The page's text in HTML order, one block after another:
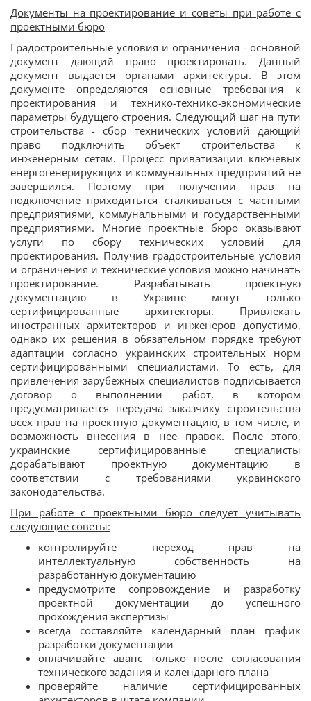
Документы на проектирование и советы при работе с
проектными бюро
Градостроительные условия и ограничения - основной
документ дающий право проектировать. Данный
документ выдается органами архитектуры. В этом
документе определяются основные требования к
проектирования и технико-технико-экономические
параметры будущего строения. Следующий шаг на пути
строительства - сбор технических условий дающий
право подключить объект строительства к
инженерным сетям. Процесс приватизации ключевых
енергогенерирующих и коммунальных предприятий не
завершился. Поэтому при получении прав на
подключение приходитьтся сталкиваться с частными
предприятиями, коммунальными и государственными
предприятиями. Многие проектные бюро оказывают
услуги по сбору технических условий для
проектирования. Получив градостроительные условия
и ограничения и технические условия можно начинать
проектирование. Разрабатывать проектную
документацию в Украине могут только
сертифицированные архитекторы. Привлекать
иностранных архитекторов и инженеров допустимо,
однако их решения в обязательном порядке требуют
адаптации согласно украинских строительных норм
сертифицированными специалистами. То есть, для
привлечения зарубежных специалистов подписывается
договор о выполнении работ, в котором
предусматривается передача заказчику строительства
всех прав на проектную документацию, в том числе, и
возможность внесения в нее правок. После этого,
украинские сертифицированные специалисты
дорабатывают проектную документацию в
соответствии с требованиями украинского
законодательства.
При работе с проектными бюро следует учитывать
следующие советы:
контролируйте переход прав на
интеллектуальную собственность на
разработанную документацию
предусмотрите сопровождение и разработку
проектной документации до успешного
прохождения экспертизы
всегда составляйте календарный план график
разработки документации
оплачивайте аванс только после согласования
технического задания и календарного плана
проверяйте наличие сертифицированных